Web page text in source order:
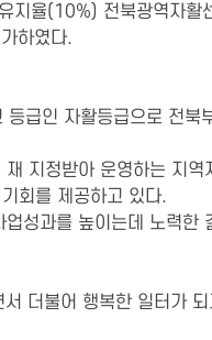
지율(10%) 전북광역자
하였다.
급인 자활등급으로 전북
지정받아 운영하는 지
회를 제공하고 있다.
성과를 높이는데 노력
더불어 행복한 일터가